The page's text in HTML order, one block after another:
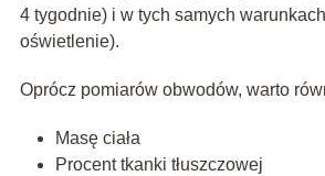
4 tygodnie) i w tych samych
oświetlenie).
Oprócz pomiarów obwodów, warto
Masę ciała
Procent tkanki tłuszczowej